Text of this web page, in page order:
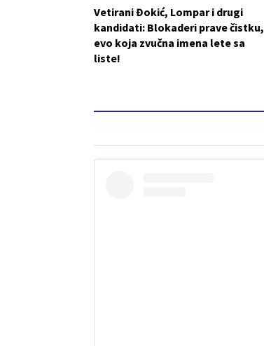
Vetirani Đokić, Lompar i drugi
kandidati: Blokaderi prave čistku,
evo koja zvučna imena lete sa
liste!